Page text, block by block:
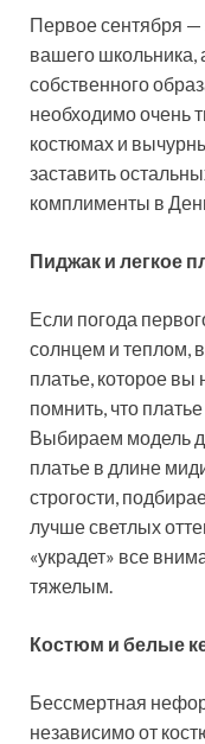
Первое сентября —
вашего школьника,
собственного
необходимо очень
костюмах и
заставить
комплименты в
Пиджак и легкое
Если погода
солнцем и теплом,
платье, которое
помнить, что
Выбираем модель
платье в длине
строгости,
лучше светлых
«украдет» все
тяжелым.
Костюм и белые
Бессмертная
независимо от